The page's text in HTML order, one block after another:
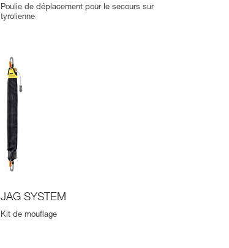
Poulie de déplacement pour le secours sur
tyrolienne
JAG SYSTEM
Kit de mouflage